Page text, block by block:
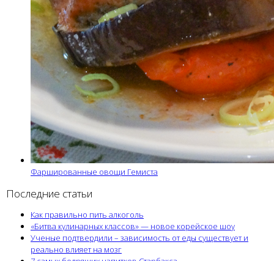
Фаршированные овощи Гемиста
Последние статьи
Как правильно пить алкоголь
«Битва кулинарных классов» — новое корейское шоу
Ученые подтвердили – зависимость от еды существует и
реально влияет на мозг